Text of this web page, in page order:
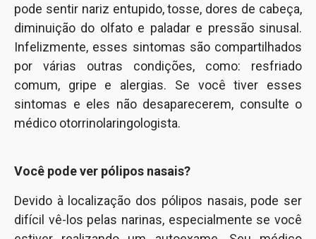
pode sentir nariz entupido, tosse, dores de cabeça,
diminuição do olfato e paladar e pressão sinusal.
Infelizmente, esses sintomas são compartilhados
por várias outras condições, como: resfriado
comum, gripe e alergias. Se você tiver esses
sintomas e eles não desaparecerem, consulte o
médico otorrinolaringologista.
Você pode ver pólipos nasais?
Devido à localização dos pólipos nasais, pode ser
difícil vê-los pelas narinas, especialmente se você